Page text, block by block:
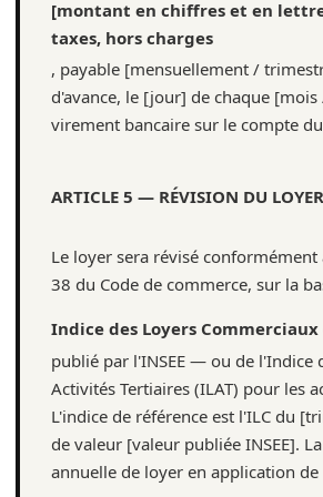
[montant en chiffres et en
taxes, hors charges
, payable [mensuellement /
d'avance, le [jour] de chaque
virement bancaire sur le compte
ARTICLE 5 — RÉVISION DU LOYER
Le loyer sera révisé conformément
38 du Code de commerce, sur la
Indice des Loyers Commerciaux
publié par l'INSEE — ou de l'Indice
Activités Tertiaires (ILAT) pour les
L'indice de référence est l'ILC du
de valeur [valeur publiée INSEE].
annuelle de loyer en application